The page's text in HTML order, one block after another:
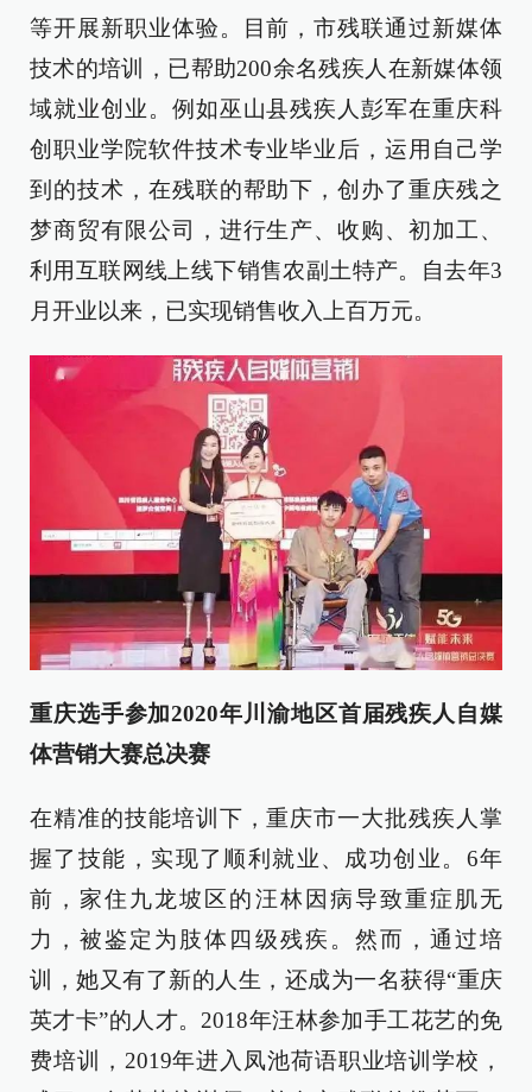
等开展新职业体验。目前，市残联通过新媒体
技术的培训，已帮助200余名残疾人在新媒体领
域就业创业。例如巫山县残疾人彭军在重庆科
创职业学院软件技术专业毕业后，运用自己学
到的技术，在残联的帮助下，创办了重庆残之
梦商贸有限公司，进行生产、收购、初加工、
利用互联网线上线下销售农副土特产。自去年3
月开业以来，已实现销售收入上百万元。
重庆选手参加2020年川渝地区首届残疾人自媒
体营销大赛总决赛
在精准的技能培训下，重庆市一大批残疾人掌
握了技能，实现了顺利就业、成功创业。6年
前，家住九龙坡区的汪林因病导致重症肌无
力，被鉴定为肢体四级残疾。然而，通过培
训，她又有了新的人生，还成为一名获得“重庆
英才卡”的人才。2018年汪林参加手工花艺的免
费培训，2019年进入凤池荷语职业培训学校，